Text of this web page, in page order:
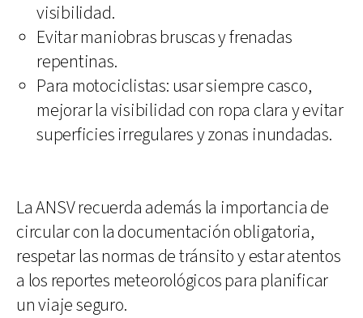
visibilidad.
Evitar maniobras bruscas y frenadas
repentinas.
Para motociclistas: usar siempre casco,
mejorar la visibilidad con ropa clara y evitar
superficies irregulares y zonas inundadas.
La ANSV recuerda además la importancia de
circular con la documentación obligatoria,
respetar las normas de tránsito y estar atentos
a los reportes meteorológicos para planificar
un viaje seguro.